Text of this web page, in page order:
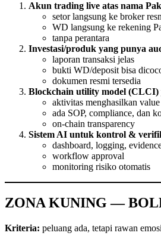
Akun trading live atas nama
setor langsung ke broker
WD langsung ke rekening
tanpa perantara
Investasi/produk yang punya
laporan transaksi jelas
bukti WD/deposit bisa
dokumen resmi tersedia
Blockchain utility model
aktivitas menghasilkan
ada SOP, compliance, dan
on-chain transparency
Sistem AI untuk kontrol &
dashboard, logging,
workflow approval
monitoring risiko otomatis
ZONA KUNING —
Kriteria: peluang ada, tetapi rawan